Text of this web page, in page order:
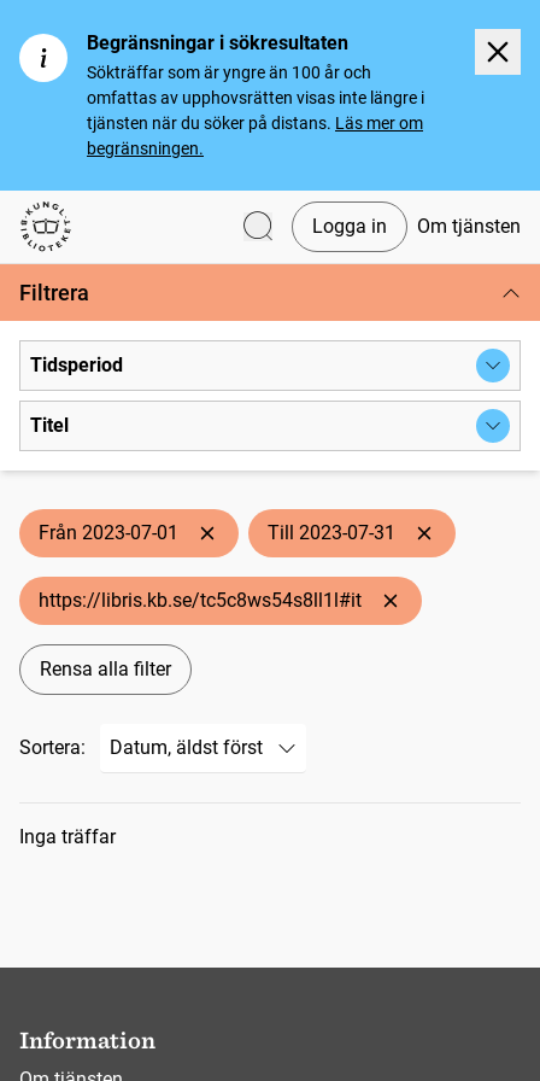
Begränsningar i sökresultaten
Sökträffar som är yngre än 100 år och
omfattas av upphovsrätten visas inte längre i
tjänsten när du söker på distans. Läs mer om
begränsningen.
Svenska tidningar
Logga in Om tjänsten
Filtrera
Tidsperiod
Titel
Från 2023-07-01 Till 2023-07-31
https://libris.kb.se/tc5c8ws54s8ll1l#it
Rensa alla filter
Sortera:
Sökresultat
Inga träffar
Information